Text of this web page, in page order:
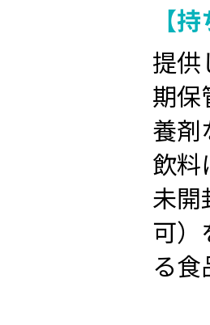
【
提
期
養剤
飲
未開
可）
る食